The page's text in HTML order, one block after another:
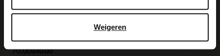
Weigeren
Sandfarbener Veloursleder-Shopper
140.00
70.00
19.99